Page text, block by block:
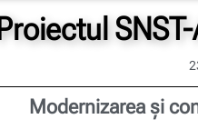
Proiectul
Modernizarea şi